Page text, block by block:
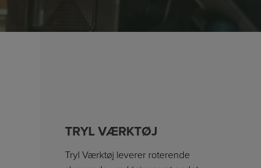
TRYL VÆRKTØJ
Tryl Værktøj leverer roterende